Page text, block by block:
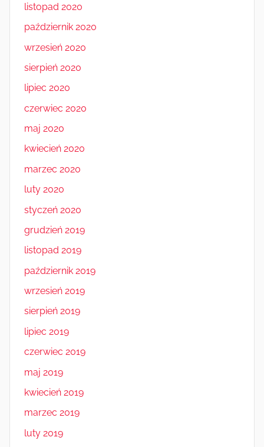
listopad 2020
październik 2020
wrzesień 2020
sierpień 2020
lipiec 2020
czerwiec 2020
maj 2020
kwiecień 2020
marzec 2020
luty 2020
styczeń 2020
grudzień 2019
listopad 2019
październik 2019
wrzesień 2019
sierpień 2019
lipiec 2019
czerwiec 2019
maj 2019
kwiecień 2019
marzec 2019
luty 2019